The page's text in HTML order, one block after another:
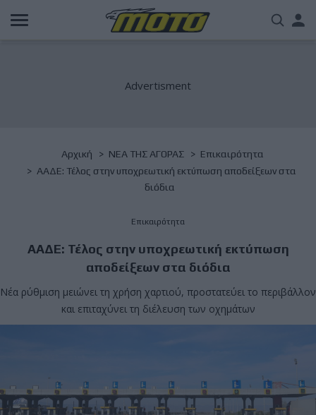
Παράκαμψη
προς
Breadcrumb
Αρχική NΕΑ ΤΗΣ ΑΓΟΡΑΣ
Επικαιρότητα
ΑΑΔΕ: Τέλος στην υποχρεωτική εκτύπωση αποδείξεων στα
διόδια
Επικαιρότητα
ΑΑΔΕ: Τέλος στην υποχρεωτική εκτύπωση
αποδείξεων στα διόδια
Nέα ρύθμιση μειώνει τη χρήση χαρτιού, προστατεύει το περιβάλλον
και επιταχύνει τη διέλευση των οχημάτων